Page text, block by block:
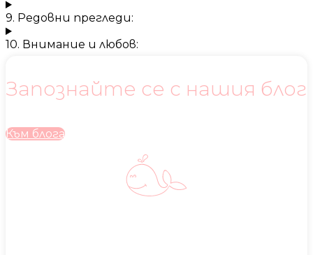
9. Редовни прегледи:
10. Внимание и любов:
Запознайте се с нашия блог
Към блога